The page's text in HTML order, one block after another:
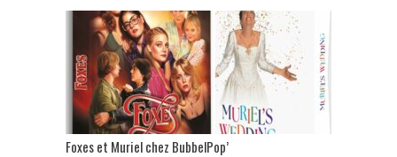
Foxes et Muriel chez BubbelPop’